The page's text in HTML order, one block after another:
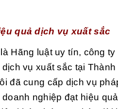
quả dịch vụ xuất sắc
Hãng luật uy tín, công
vụ xuất sắc tại
đã cung cấp dịch vụ
nghiệp đạt hiệu